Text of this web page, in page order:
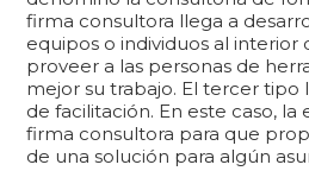
firma consultora llega a
equipos o individuos al interior
proveer a las personas de
mejor su trabajo. El tercer tipo
de facilitación. En este caso, la
firma consultora para que
de una solución para algún